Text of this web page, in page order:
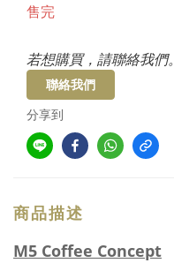
售完
若想購買，請聯絡我們。
聯絡我們
分享到
商品描述
M5 Coffee Concept